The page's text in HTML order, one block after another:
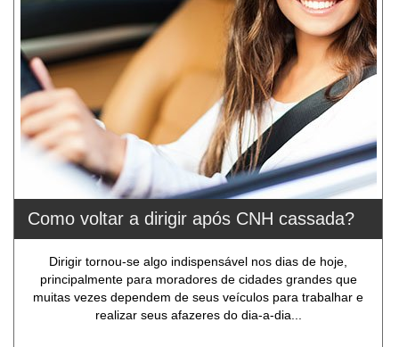
Como voltar a dirigir após CNH cassada?
Dirigir tornou-se algo indispensável nos dias de hoje,
principalmente para moradores de cidades grandes que
muitas vezes dependem de seus veículos para trabalhar e
realizar seus afazeres do dia-a-dia...